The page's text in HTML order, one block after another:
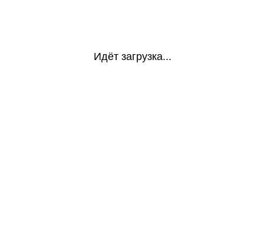
Идёт загрузка...